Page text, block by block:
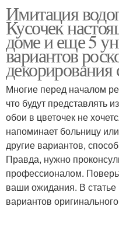
Стен по стеклу
Декоративный водопад
Водопады для
интерьера
Имитация
Кусочек
доме и еще 5
вариантов
декорирования
Многие перед началом
что будут представлять
обои в цветочек не
напоминает больницу
другие вариантов,
Правда, нужно
профессионалом.
ваши ожидания. В
вариантов